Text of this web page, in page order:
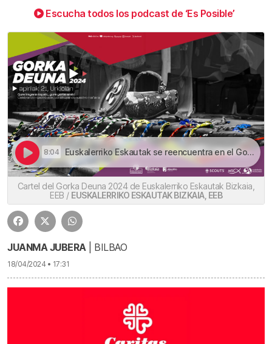
Escucha todos los podcast de ‘Es Posible’
8:04 Euskalerriko Eskautak se reencuentra en el Gorka Deuna en Urkiola | Euskalerriko Eskautak se reencuentra en el Gorka Deuna en Urkiola
Cartel del Gorka Deuna 2024 de Euskalerriko Eskautak Bizkaia,
EEB / EUSKALERRIKO ESKAUTAK BIZKAIA, EEB
JUANMA JUBERA| BILBAO
18/04/2024 • 17:31